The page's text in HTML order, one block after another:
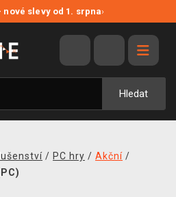
nové slevy od 1. srpna›
Hledat
/ PC hry / Akční /